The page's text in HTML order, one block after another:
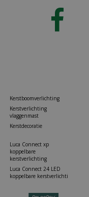
Kerstboomverlichting
Kerstverlichting
vlaggenmast
Kerstdecoratie
Luca Connect xp
koppelbare
kerstverlichting
Luca Connect 24 LED
koppelbare kerstverlichti